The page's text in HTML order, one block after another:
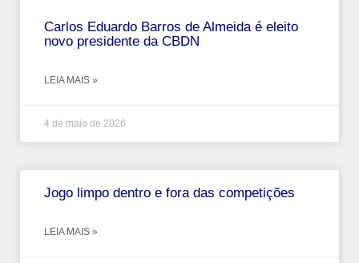
Carlos Eduardo Barros de Almeida é eleito
novo presidente da CBDN
LEIA MAIS »
4 de maio de 2026
Jogo limpo dentro e fora das competições
LEIA MAIS »